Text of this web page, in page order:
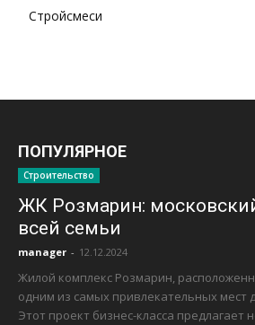
Стройсмеси
ПОПУЛЯРНОЕ
Строительство
ЖК Розмарин:
всей семьи
manager - 12.12.2024
Жилой комплекс Розмарин,
одним из самых привлекательных мест
Этот проект бизнес-класса предлагает